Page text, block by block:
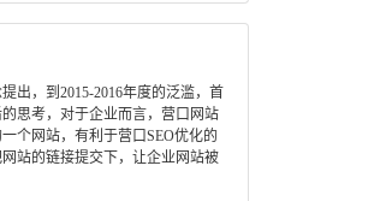
出，到2015-2016年度的泛滥，首
思考，对于企业而言，营口网站
个网站，有利于营口SEO优化的
站的链接提交下，让企业网站被